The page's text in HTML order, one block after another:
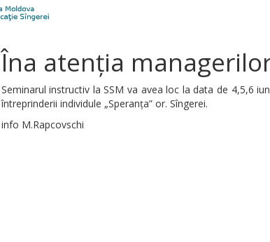
Îna atenția
Seminarul instructiv la SSM va avea loc la data de 4,5,6
întreprinderii individule „Speranța” or. Sîngerei.
info M.Rapcovschi